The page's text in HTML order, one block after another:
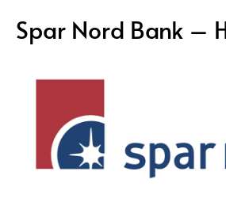
Spar Nord Bank –